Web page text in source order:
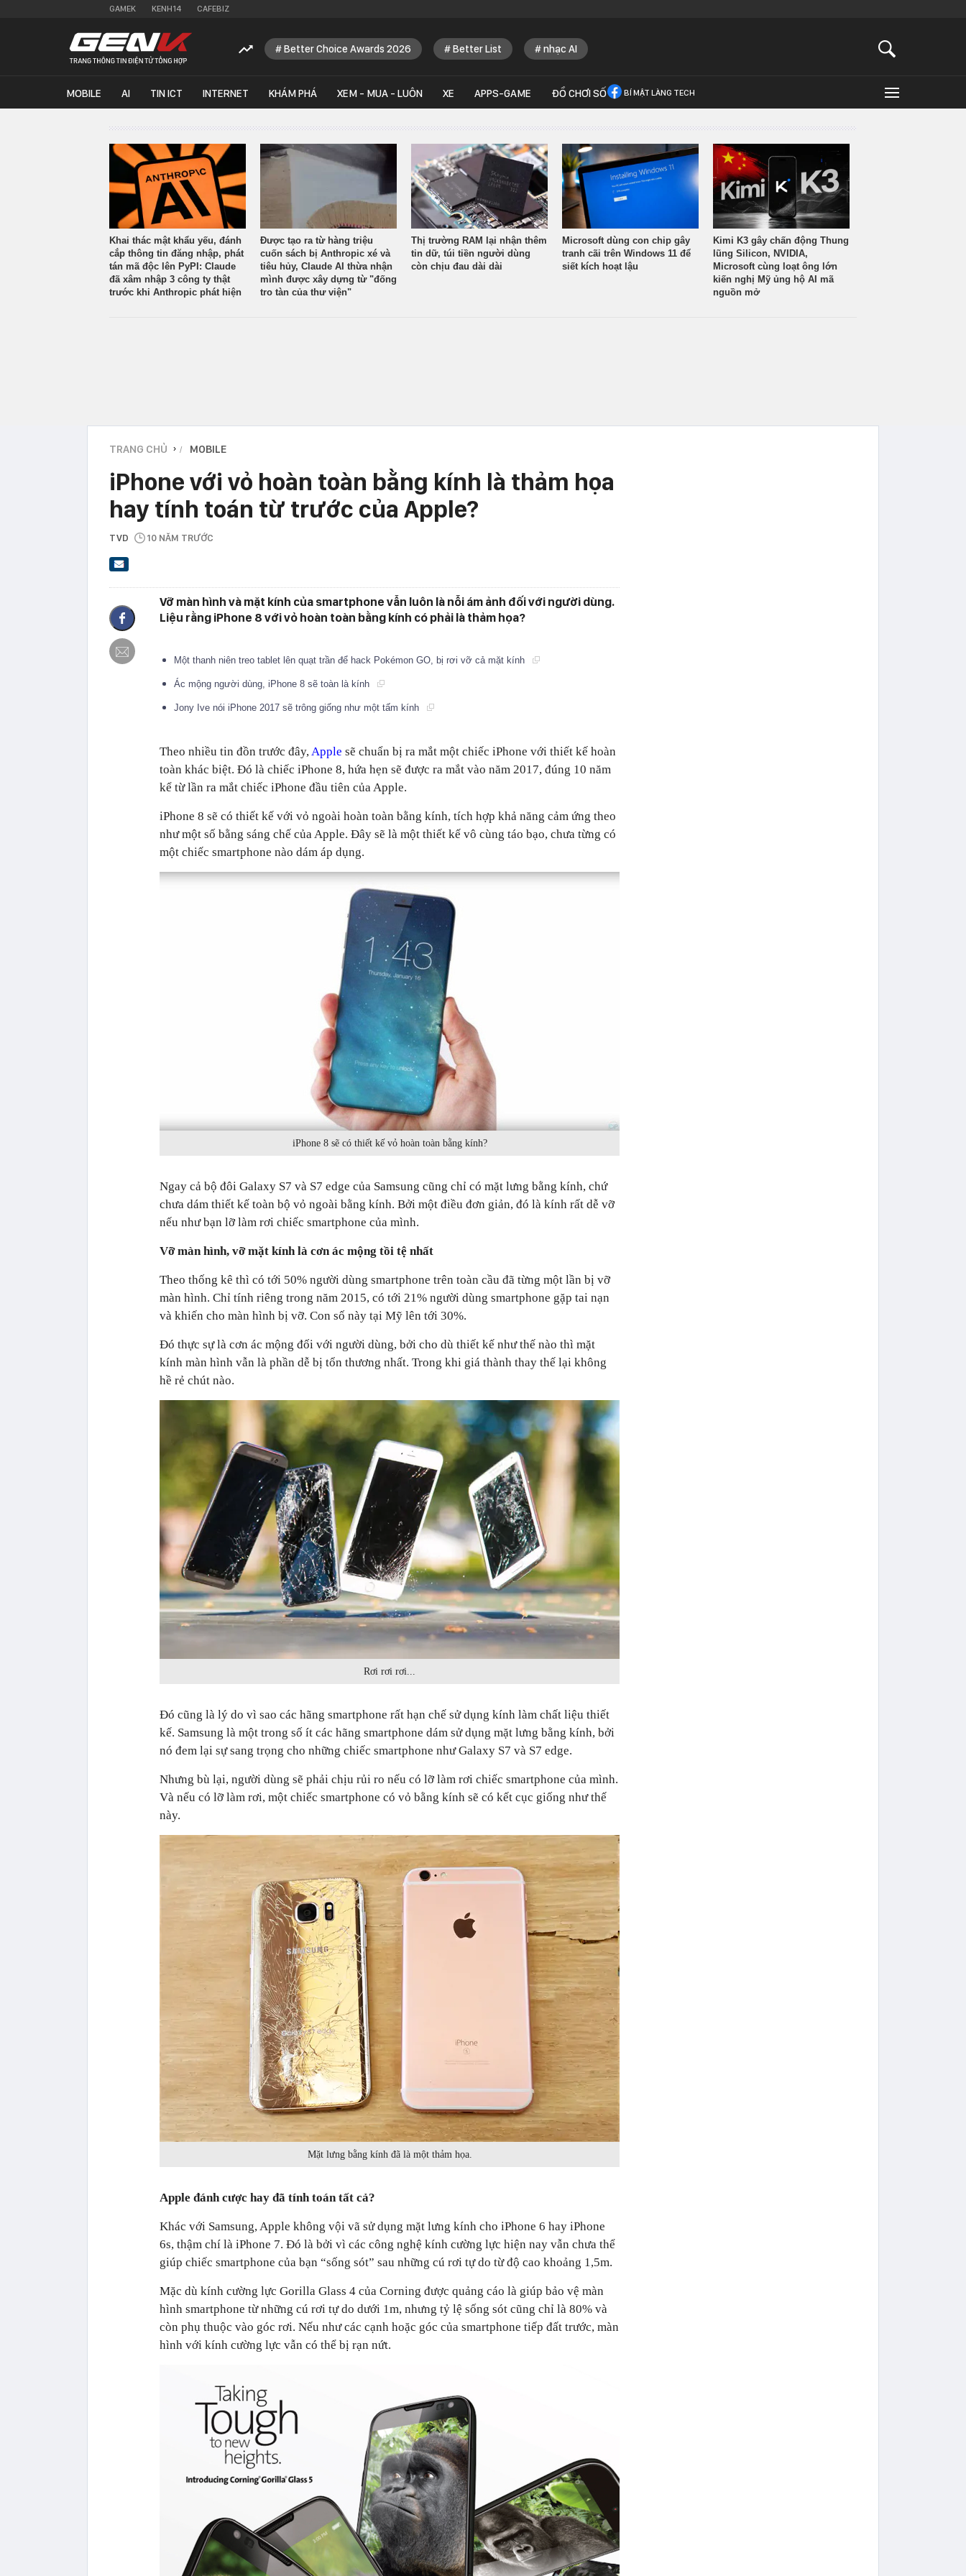
GAMEK KENH14 CAFEBIZ
Better Choice Awards 2026 Better List nhạc AI
MOBILE AI TIN ICT INTERNET KHÁM PHÁ XEM - MUA - LUÔN XE APPS-GAME ĐỒ CHƠI SỐ BÍ MẬT LÀNG TECH
Khai thác mật khẩu yếu, đánh
cắp thông tin đăng nhập, phát
tán mã độc lên PyPI: Claude
đã xâm nhập 3 công ty thật
trước khi Anthropic phát hiện
Được tạo ra từ hàng triệu
cuốn sách bị Anthropic xé và
tiêu hủy, Claude AI thừa nhận
mình được xây dựng từ "đống
tro tàn của thư viện"
Thị trường RAM lại nhận thêm
tin dữ, túi tiền người dùng
còn chịu đau dài dài
Microsoft dùng con chip gây
tranh cãi trên Windows 11 để
siết kích hoạt lậu
Kimi K3 gây chấn động Thung
lũng Silicon, NVIDIA,
Microsoft cùng loạt ông lớn
kiến nghị Mỹ ủng hộ AI mã
nguồn mở
TRANG CHỦ › MOBILE
iPhone với vỏ hoàn toàn bằng kính là thảm họa
hay tính toán từ trước của Apple?
TVD 10 NĂM TRƯỚC
Vỡ màn hình và mặt kính của smartphone vẫn luôn là nỗi ám ảnh đối với người dùng.
Liệu rằng iPhone 8 với vỏ hoàn toàn bằng kính có phải là thảm họa?
Một thanh niên treo tablet lên quạt trần để hack Pokémon GO, bị rơi vỡ cả mặt kính
Ác mộng người dùng, iPhone 8 sẽ toàn là kính
Jony Ive nói iPhone 2017 sẽ trông giống như một tấm kính
Theo nhiều tin đồn trước đây,Apple sẽ chuẩn bị ra mắt một chiếc iPhone với thiết kế hoàn
toàn khác biệt. Đó là chiếc iPhone 8, hứa hẹn sẽ được ra mắt vào năm 2017, đúng 10 năm
kể từ lần ra mắt chiếc iPhone đầu tiên của Apple.
iPhone 8 sẽ có thiết kế với vỏ ngoài hoàn toàn bằng kính, tích hợp khả năng cảm ứng theo
như một số bằng sáng chế của Apple. Đây sẽ là một thiết kế vô cùng táo bạo, chưa từng có
một chiếc smartphone nào dám áp dụng.
iPhone 8 sẽ có thiết kế vỏ hoàn toàn bằng kính?
Ngay cả bộ đôi Galaxy S7 và S7 edge của Samsung cũng chỉ có mặt lưng bằng kính, chứ
chưa dám thiết kế toàn bộ vỏ ngoài bằng kính. Bởi một điều đơn giản, đó là kính rất dễ vỡ
nếu như bạn lỡ làm rơi chiếc smartphone của mình.
Vỡ màn hình, vỡ mặt kính là cơn ác mộng tồi tệ nhất
Theo thống kê thì có tới 50% người dùng smartphone trên toàn cầu đã từng một lần bị vỡ
màn hình. Chỉ tính riêng trong năm 2015, có tới 21% người dùng smartphone gặp tai nạn
và khiến cho màn hình bị vỡ. Con số này tại Mỹ lên tới 30%.
Đó thực sự là cơn ác mộng đối với người dùng, bởi cho dù thiết kế như thế nào thì mặt
kính màn hình vẫn là phần dễ bị tổn thương nhất. Trong khi giá thành thay thế lại không
hề rẻ chút nào.
Rơi rơi rơi...
Đó cũng là lý do vì sao các hãng smartphone rất hạn chế sử dụng kính làm chất liệu thiết
kế. Samsung là một trong số ít các hãng smartphone dám sử dụng mặt lưng bằng kính, bởi
nó đem lại sự sang trọng cho những chiếc smartphone như Galaxy S7 và S7 edge.
Nhưng bù lại, người dùng sẽ phải chịu rủi ro nếu có lỡ làm rơi chiếc smartphone của mình.
Và nếu có lỡ làm rơi, một chiếc smartphone có vỏ bằng kính sẽ có kết cục giống như thế
này.
Mặt lưng bằng kính đã là một thảm họa.
Apple đánh cược hay đã tính toán tất cả?
Khác với Samsung, Apple không vội vã sử dụng mặt lưng kính cho iPhone 6 hay iPhone
6s, thậm chí là iPhone 7. Đó là bởi vì các công nghệ kính cường lực hiện nay vẫn chưa thể
giúp chiếc smartphone của bạn “sống sót” sau những cú rơi tự do từ độ cao khoảng 1,5m.
Mặc dù kính cường lực Gorilla Glass 4 của Corning được quảng cáo là giúp bảo vệ màn
hình smartphone từ những cú rơi tự do dưới 1m, nhưng tỷ lệ sống sót cũng chỉ là 80% và
còn phụ thuộc vào góc rơi. Nếu như các cạnh hoặc góc của smartphone tiếp đất trước, màn
hình với kính cường lực vẫn có thể bị rạn nứt.